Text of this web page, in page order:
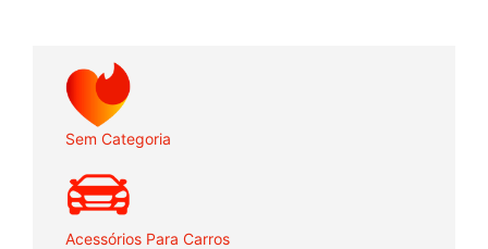
Sem Categoria
Acessórios Para Carros